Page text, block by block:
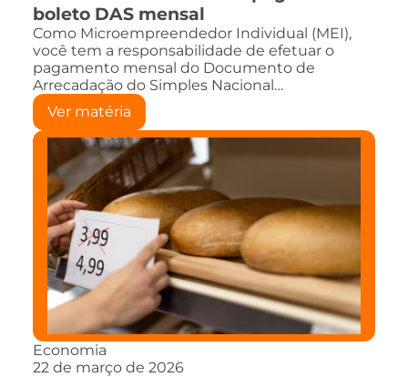
boleto DAS mensal
Como Microempreendedor Individual (MEI),
você tem a responsabilidade de efetuar o
pagamento mensal do Documento de
Arrecadação do Simples Nacional…
Ver matéria
Economia
22 de março de 2026